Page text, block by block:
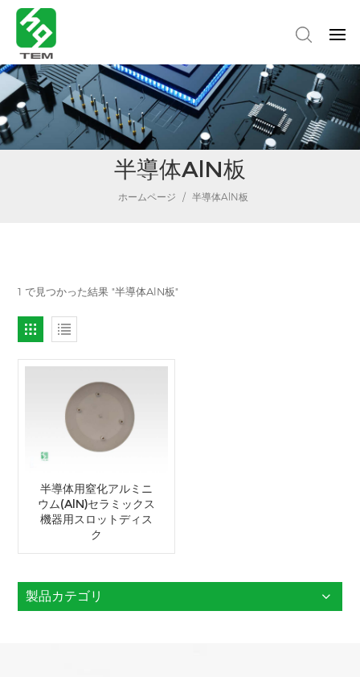
半導体AlN板
ホームページ / 半導体AlN板
1 で見つかった結果 "半導体AlN板"
半導体用窒化アルミニ
ウム(AlN)セラミックス
機器用スロットディス
ク
製品カテゴリ